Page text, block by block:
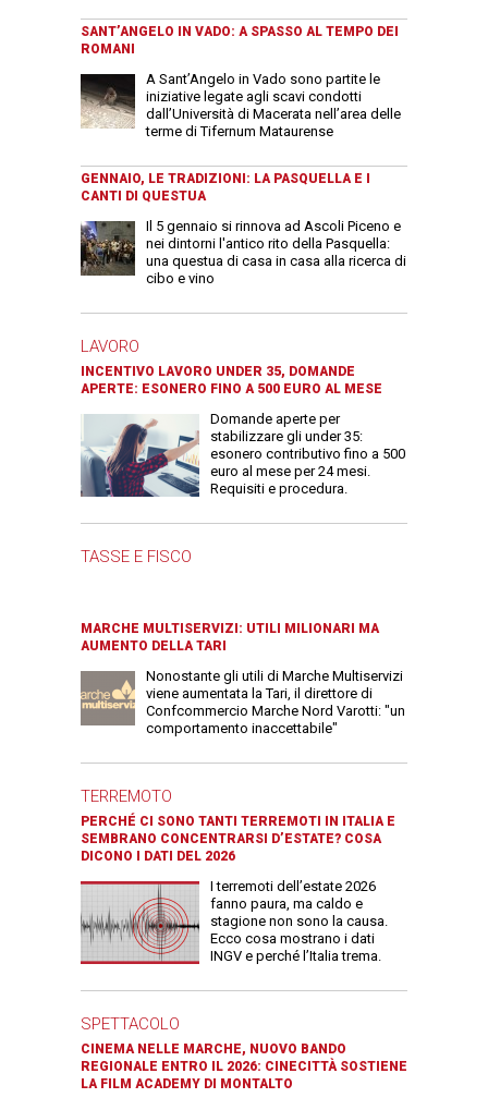
SANT’ANGELO IN VADO: A SPASSO AL TEMPO DEI
ROMANI
A Sant’Angelo in Vado sono partite le
iniziative legate agli scavi condotti
dall’Università di Macerata nell’area delle
terme di Tifernum Mataurense
GENNAIO, LE TRADIZIONI: LA PASQUELLA E I
CANTI DI QUESTUA
Il 5 gennaio si rinnova ad Ascoli Piceno e
nei dintorni l'antico rito della Pasquella:
una questua di casa in casa alla ricerca di
cibo e vino
LAVORO
INCENTIVO LAVORO UNDER 35, DOMANDE
APERTE: ESONERO FINO A 500 EURO AL MESE
Domande aperte per
stabilizzare gli under 35:
esonero contributivo fino a 500
euro al mese per 24 mesi.
Requisiti e procedura.
TASSE E FISCO
MARCHE MULTISERVIZI: UTILI MILIONARI MA
AUMENTO DELLA TARI
Nonostante gli utili di Marche Multiservizi
viene aumentata la Tari, il direttore di
Confcommercio Marche Nord Varotti: "un
comportamento inaccettabile"
TERREMOTO
PERCHÉ CI SONO TANTI TERREMOTI IN ITALIA E
SEMBRANO CONCENTRARSI D’ESTATE? COSA
DICONO I DATI DEL 2026
I terremoti dell’estate 2026
fanno paura, ma caldo e
stagione non sono la causa.
Ecco cosa mostrano i dati
INGV e perché l’Italia trema.
SPETTACOLO
CINEMA NELLE MARCHE, NUOVO BANDO
REGIONALE ENTRO IL 2026: CINECITTÀ SOSTIENE
LA FILM ACADEMY DI MONTALTO